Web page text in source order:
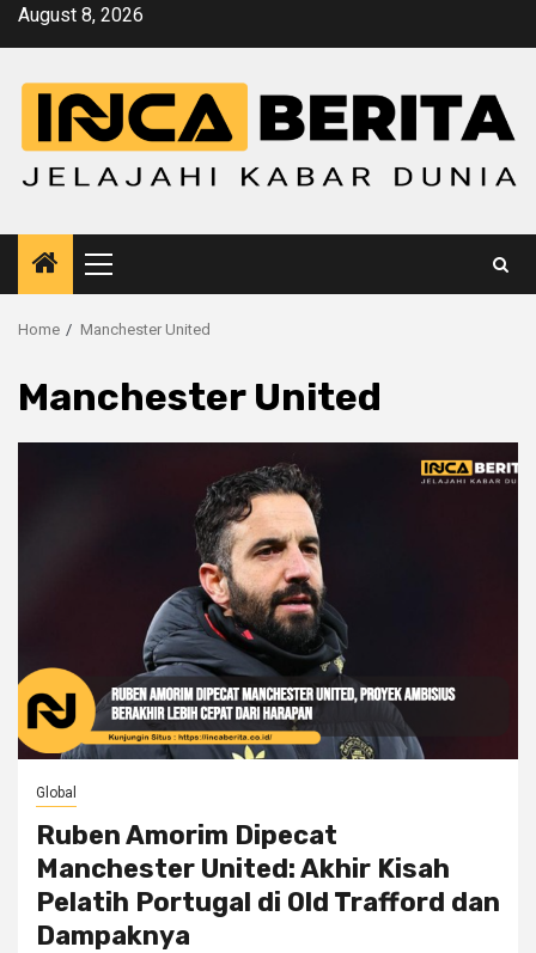
SkipAugust 8, 2026
Primary
Menu
Home Manchester United
Manchester United
Global
Ruben Amorim Dipecat
Manchester United: Akhir Kisah
Pelatih Portugal di Old Trafford dan
Dampaknya